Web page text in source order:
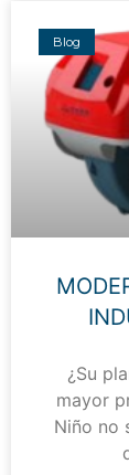
Blog
¿Su
mayor
Niño no